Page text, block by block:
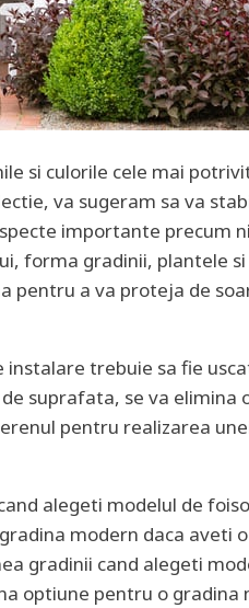
si culorile cele mai
va sugeram sa va
importante precum
forma gradinii, plantele si
pentru a va proteja de
trebuie sa fie
suprafata, se va elimina
pentru realizarea
alegeti modelul de
modern daca aveti
gradinii cand alegeti
optiune pentru o gradina